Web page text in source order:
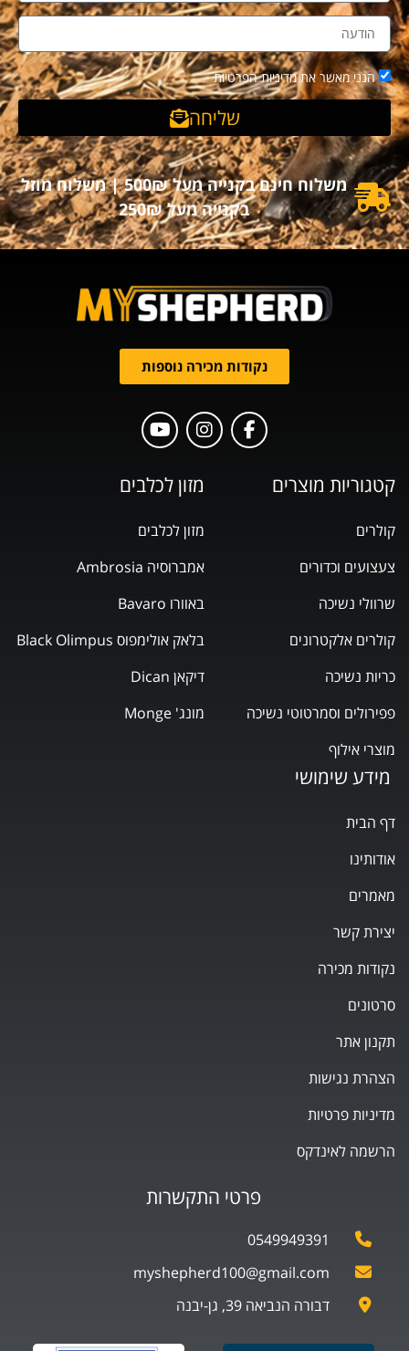
הנני מאשר את מדיניות הפרטיות
שליחה
משלוח חינם בקנייה מעל 500₪ | משלוח מוזל
בקנייה מעל 250₪
פרטי התקשרות
0549949391
myshepherd100@gmail.com
דבורה הנביאה 39, גן-יבנה
מידע שימושי
דף הבית
אודותינו
מאמרים
יצירת קשר
נקודות מכירה
סרטונים
תקנון אתר
הצהרת נגישות
מדיניות פרטיות
הרשמה לאינדקס
מזון לכלבים
מזון לכלבים
אמברוסיה Ambrosia
באוורו Bavaro
בלאק אולימפוס Black Olimpus
דיקאן Dican
מונג' Monge
קטגוריות מוצרים
קולרים
צעצועים וכדורים
שרוולי נשיכה
קולרים אלקטרונים
כריות נשיכה
פפירולים וסמרטוטי נשיכה
מוצרי אילוף
נקודות מכירה נוספות